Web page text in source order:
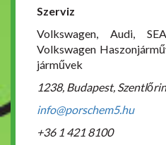
Szerviz
Volkswagen, Audi,
Volkswagen
járművek
1238, Budapest,
info@porschem5.hu
+36 1 421 8100